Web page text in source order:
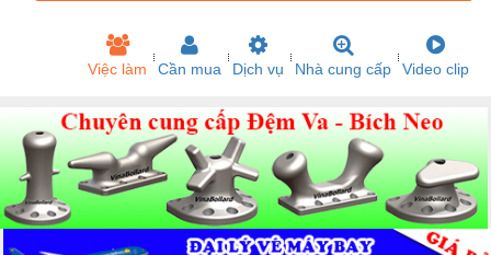
Việc làm Cần mua Dịch vụ Nhà cung cấp Video clip